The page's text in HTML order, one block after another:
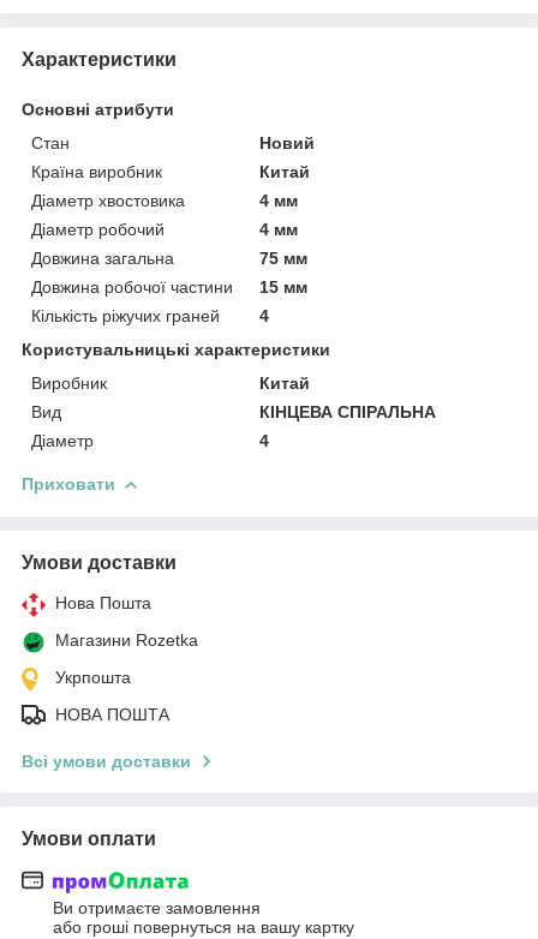
Характеристики
Основні атрибути
Стан
Новий
Країна виробник
Китай
Діаметр хвостовика
4 мм
Діаметр робочий
4 мм
Довжина загальна
75 мм
Довжина робочої частини
15 мм
Кількість ріжучих граней
4
Користувальницькі характеристики
Виробник
Китай
Вид
КІНЦЕВА СПІРАЛЬНА
Діаметр
4
Приховати
Умови доставки
Нова Пошта
Магазини Rozetka
Укрпошта
НОВА ПОШТА
Всі умови доставки
Умови оплати
Ви отримаєте замовлення
або гроші повернуться на вашу картку